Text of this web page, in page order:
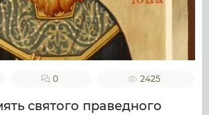
0 2425
святого праведного